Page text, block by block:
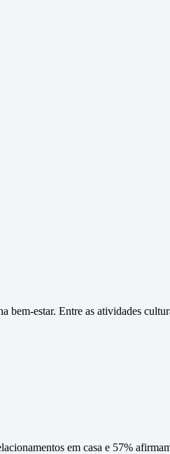
bem-estar. Entre as atividades
em casa e 57%